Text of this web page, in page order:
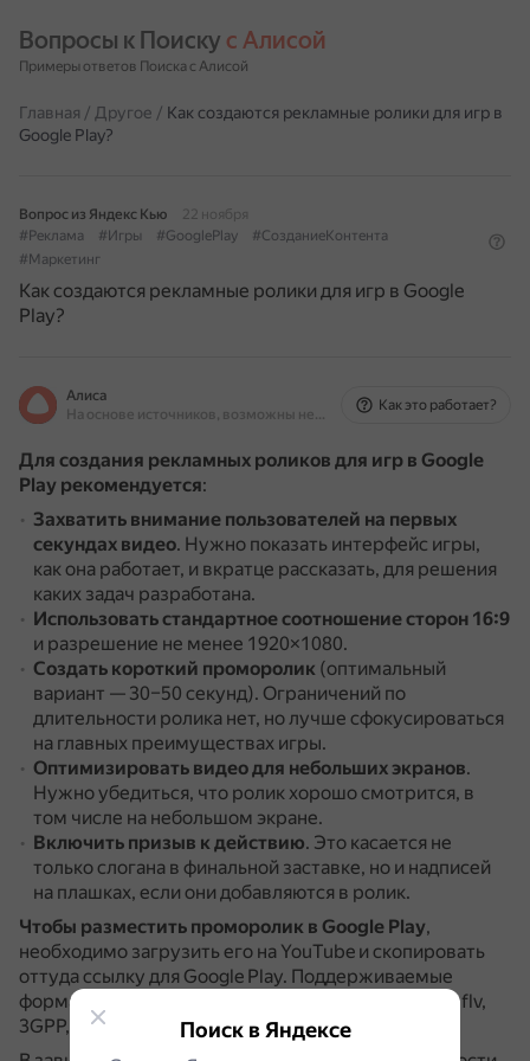
Вопросы к Поиску с Алисой
Примеры ответов Поиска с Алисой
Главная / Другое / Как создаются рекламные ролики для игр в
Google Play?
Вопрос из Яндекс Кью
22 ноября
#Реклама
#Игры #GooglePlay
#СозданиеКонтента
#Маркетинг
Как создаются рекламные ролики для игр в Google
Play?
Алиса
На основе источников, возможны неточности
Как это работает?
Для создания рекламных роликов для игр в Google
Play рекомендуется:
Захватить внимание пользователей на первых
секундах видео. Нужно показать интерфейс игры,
как она работает, и вкратце рассказать, для решения
каких задач разработана.
Использовать стандартное соотношение сторон 16:9
и разрешение не менее 1920×1080.
Создать короткий проморолик (оптимальный
вариант — 30–50 секунд). Ограничений по
длительности ролика нет, но лучше сфокусироваться
на главных преимуществах игры.
Оптимизировать видео для небольших экранов.
Нужно убедиться, что ролик хорошо смотрится, в
том числе на небольшом экране.
Включить призыв к действию. Это касается не
только слогана в финальной заставке, но и надписей
на плашках, если они добавляются в ролик.
Чтобы разместить проморолик в Google Play,
необходимо загрузить его на YouTube и скопировать
оттуда ссылку для Google Play. Поддерживаемые
форматы: .mp4, .avi, .mov, .mpeg4, .wmv, .mpegps, .flv,
3GPP, WebM.
Поиск в Яндексе